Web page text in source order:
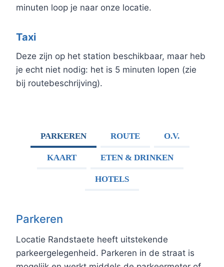
minuten loop je naar onze locatie.
Taxi
Deze zijn op het station beschikbaar, maar heb
je echt niet nodig: het is 5 minuten lopen (zie
bij routebeschrijving).
PARKEREN ROUTE O.V.
KAART ETEN & DRINKEN
HOTELS
Parkeren
Locatie Randstaete heeft uitstekende
parkeergelegenheid. Parkeren in de straat is